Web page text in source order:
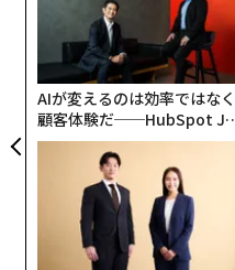
多くの人が無関心と解釈
熟の兆候である。これら
長から離脱しているので
のだ。彼らは明確な期待
そして信頼できるリーダ
彼らは「人を第一に」と
のではない。彼らは上司
事で報いるのをやめるこ
AIが変えるのは効率ではなく
顧客体験だ──HubSpot Ja
panが語る「Grow Better」
な組織のつくり方